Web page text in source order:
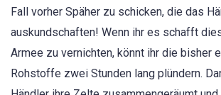
Fall vorher Späher zu schicken, die das
auskundschaften! Wenn ihr es schafft
Armee zu vernichten, könnt ihr die bisher
Rohstoffe zwei Stunden lang plündern.